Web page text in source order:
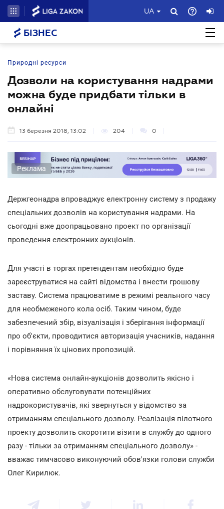
UA
БІЗНЕС
Природні ресурси
Дозволи на користування надрами
можна буде придбати тільки в
онлайні
13 березня 2018, 13:02 204 0
Реклама
Держгеонадра впроваджує електронну систему з продажу
спеціальних дозволів на користування надрами. На
сьогодні вже доопрацьовано проект по організації
проведення електронних аукціонів.
Для участі в торгах претендентам необхідно буде
зареєструватися на сайті відомства і внести грошову
заставу. Система працюватиме в режимі реального часу
для необмеженого кола осіб. Таким чином, буде
забезпечений збір, візуалізація і зберігання інформації
про об'єкти, проводитися авторизація учасників, надання
і порівняння їх цінових пропозицій.
«Нова система онлайн-аукціонів дозволить якісно і
оперативно обслуговувати потенційних
надрокористувачів, які звернуться у відомство за
отриманням спеціального дозволу. Реалізація пілотного
проекту дозволить скоротити візити в службу до одного
разу - тільки за отриманням спеціального дозволу» -
вважає тимчасово виконуючий обов'язки голови служби
Олег Кирилюк.